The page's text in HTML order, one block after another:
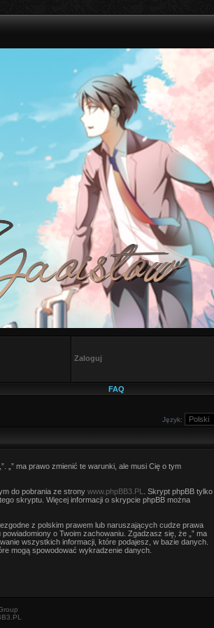
Zaloguj
FAQ
Język:
„” ma prawo zmienić te warunki, ale musi Cię o tym
do pobrania ze strony www.phpBB3.PL
. Skrypt phpBB tylko
skryptu. Więcej informacji o skrypcie phpBB można
z polskim prawem lub naruszających cudze prawa
o Twoim zachowaniu. Zgadzasz się, że „” ma
wszystkich informacji, które podajesz, w bazie danych.
mogą spowodować wykradzenie danych.